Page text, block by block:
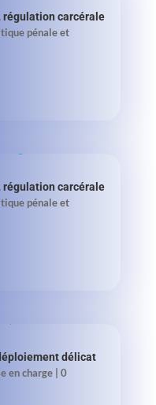
régulation carcérale
pénale et
régulation carcérale
pénale et
délicat
en charge| 0